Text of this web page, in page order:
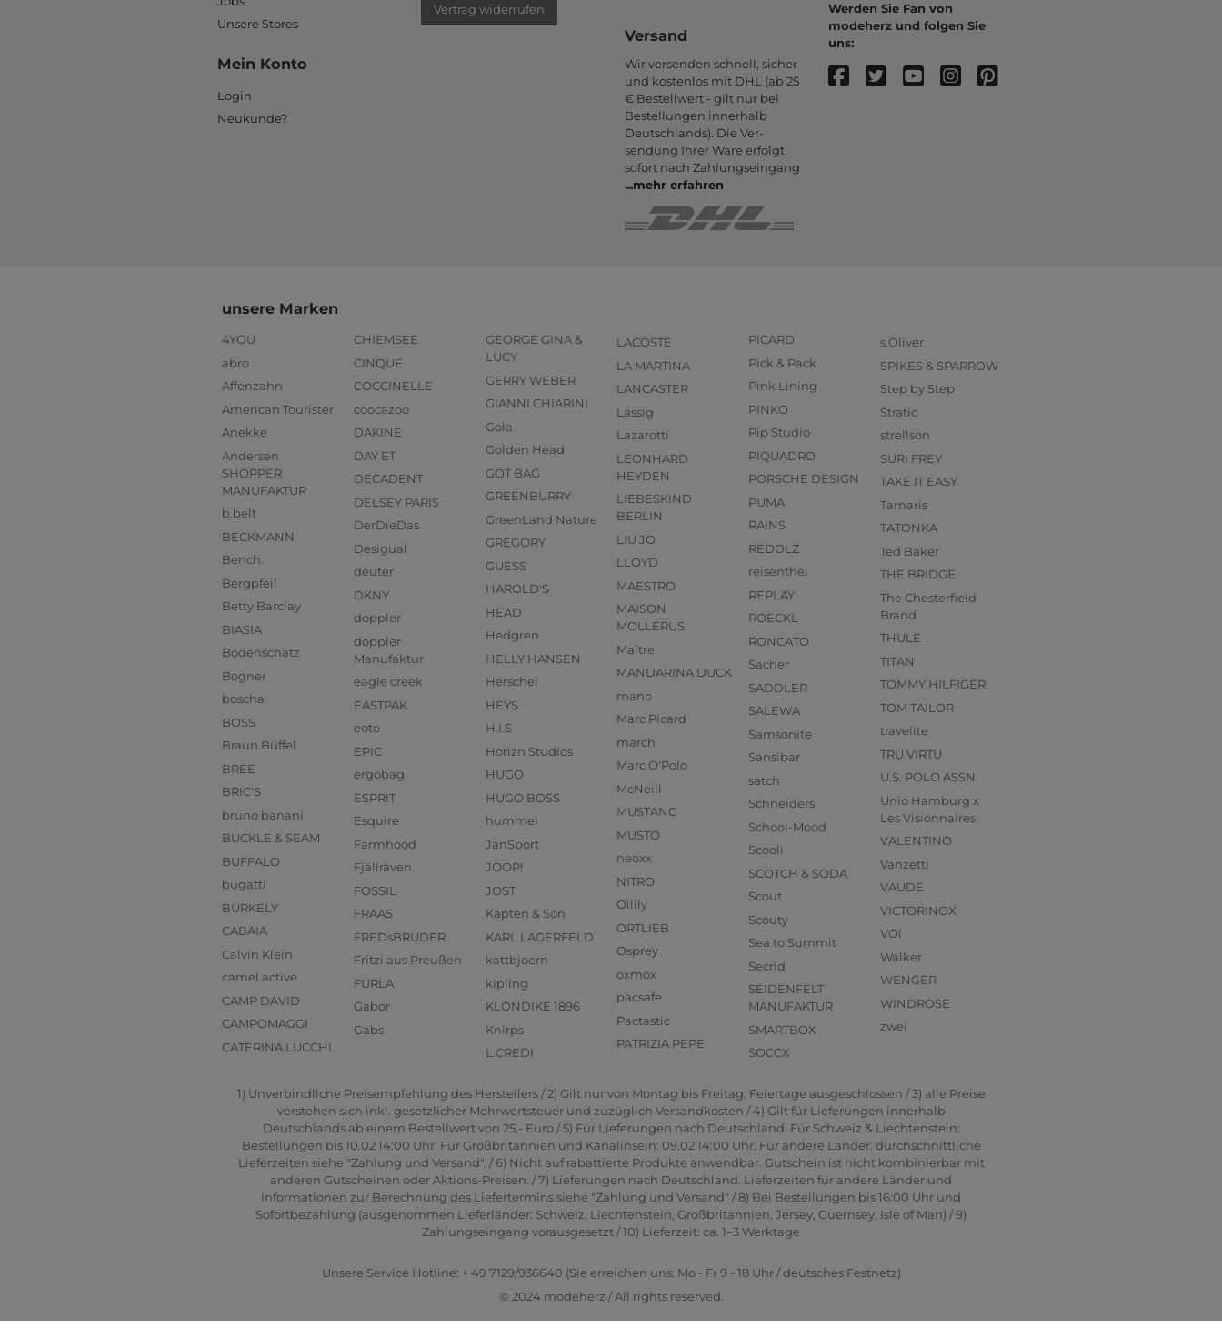
Unsere Stores
Mein Konto
Login
Neukunde?
Vertrag widerrufen
Versand
Wir versenden schnell, sicher
und kostenlos mit DHL (ab 25
€ Bestell­wert - gilt nur bei
Bestel­lungen inner­halb
Deutsch­lands). Die Ver­
sendung Ihrer Ware er­folgt
sofort nach Zahlungs­eingang
...mehr erfahren
Werden Sie Fan von
modeherz und folgen Sie
uns:
unsere Marken
4YOU
abro
Affenzahn
American Tourister
Anekke
Andersen
SHOPPER
MANUFAKTUR
b.belt
BECKMANN
Bench.
Bergpfeil
Betty Barclay
BIASIA
Bodenschatz
Bogner
boscha
BOSS
Braun Büffel
BREE
BRIC'S
bruno banani
BUCKLE & SEAM
BUFFALO
bugatti
BURKELY
CABAIA
Calvin Klein
camel active
CAMP DAVID
CAMPOMAGGI
CATERINA LUCCHI
CHIEMSEE
CINQUE
COCCINELLE
coocazoo
DAKINE
DAY ET
DECADENT
DELSEY PARIS
DerDieDas
Desigual
deuter
DKNY
doppler
doppler
Manufaktur
eagle creek
EASTPAK
eoto
EPIC
ergobag
ESPRIT
Esquire
Farmhood
Fjällräven
FOSSIL
FRAAS
FREDsBRUDER
Fritzi aus Preußen
FURLA
Gabor
Gabs
GEORGE GINA &
LUCY
GERRY WEBER
GIANNI CHIARINI
Gola
Golden Head
GOT BAG
GREENBURRY
GreenLand Nature
GREGORY
GUESS
HAROLD'S
HEAD
Hedgren
HELLY HANSEN
Herschel
HEYS
H.I.S
Horizn Studios
HUGO
HUGO BOSS
hummel
JanSport
JOOP!
JOST
Kapten & Son
KARL LAGERFELD
kattbjoern
kipling
KLONDIKE 1896
Knirps
L.CREDI
LACOSTE
LA MARTINA
LANCASTER
Lässig
Lazarotti
LEONHARD
HEYDEN
LIEBESKIND
BERLIN
LIU JO
LLOYD
MAESTRO
MAISON
MOLLERUS
Maître
MANDARINA DUCK
mano
Marc Picard
march
Marc O'Polo
McNeill
MUSTANG
MUSTO
neoxx
NITRO
Oilily
ORTLIEB
Osprey
oxmox
pacsafe
Pactastic
PATRIZIA PEPE
PICARD
Pick & Pack
Pink Lining
PINKO
Pip Studio
PIQUADRO
PORSCHE DESIGN
PUMA
RAINS
REDOLZ
reisenthel
REPLAY
ROECKL
RONCATO
Sacher
SADDLER
SALEWA
Samsonite
Sansibar
satch
Schneiders
School-Mood
Scooli
SCOTCH & SODA
Scout
Scouty
Sea to Summit
Secrid
SEIDENFELT
MANUFAKTUR
SMARTBOX
SOCCX
s.Oliver
SPIKES & SPARROW
Step by Step
Stratic
strellson
SURI FREY
TAKE IT EASY
Tamaris
TATONKA
Ted Baker
THE BRIDGE
The Chesterfield
Brand
THULE
TITAN
TOMMY HILFIGER
TOM TAILOR
travelite
TRU VIRTU
U.S. POLO ASSN.
Unio Hamburg x
Les Visionnaires
VALENTINO
Vanzetti
VAUDE
VICTORINOX
VOi
Walker
WENGER
WINDROSE
zwei
1) Unverbindliche Preisempfehlung des Herstellers / 2) Gilt nur von Montag bis Freitag, Feiertage ausgeschlossen / 3) alle Preise
verstehen sich inkl. gesetzlicher Mehrwertsteuer und zuzüglich Versandkosten / 4) Gilt für Lieferungen innerhalb
Deutschlands ab einem Bestellwert von 25,- Euro / 5) Für Lieferungen nach Deutschland. Für Schweiz & Liechtenstein:
Bestellungen bis 10.02 14:00 Uhr. Für Großbritannien und Kanalinseln: 09.02 14:00 Uhr. Für andere Länder: durchschnittliche
Lieferzeiten siehe "Zahlung und Versand". / 6) Nicht auf rabattierte Produkte anwendbar. Gutschein ist nicht kombinierbar mit
anderen Gutscheinen oder Aktions-Preisen. / 7) Lieferungen nach Deutschland. Lieferzeiten für andere Länder und
Informationen zur Berechnung des Liefertermins siehe "Zahlung und Versand" / 8) Bei Bestellungen bis 16:00 Uhr und
Sofortbezahlung (ausgenommen Lieferländer: Schweiz, Liechtenstein, Großbritannien, Jersey, Guernsey, Isle of Man) / 9)
Zahlungseingang vorausgesetzt / 10) Lieferzeit: ca. 1–3 Werktage
Unsere Service Hotline: + 49 7129/936640 (Sie erreichen uns: Mo - Fr 9 - 18 Uhr / deutsches Festnetz)
© 2024 modeherz / All rights reserved.